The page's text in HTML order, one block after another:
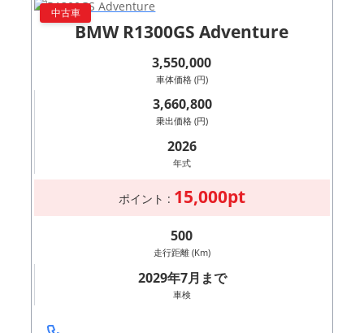
中古車
BMW R1300GS Adventure
3,550,000
車体価格 (円)
3,660,800
乗出価格 (円)
2026
年式
ポイント : 15,000pt
500
走行距離 (Km)
2029年7月まで
車検